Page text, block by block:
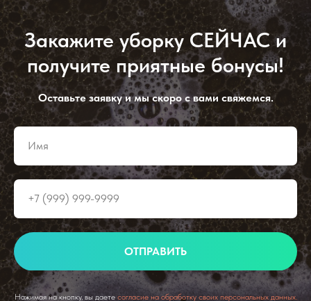
Закажите уборку СЕЙЧАС и
получите приятные бонусы!
Оставьте заявку и мы скоро с вами свяжемся.
ОТПРАВИТЬ
Нажимая на кнопку, вы даете согласие на обработку своих персональных данных.